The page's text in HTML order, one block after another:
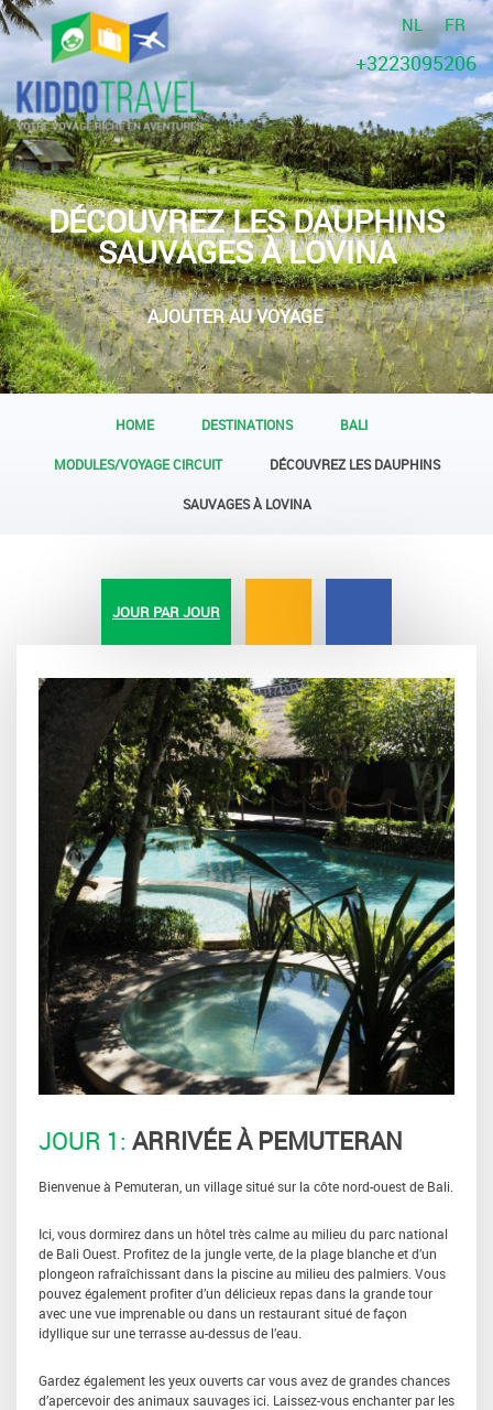
NL FR
+3223095206
DÉCOUVREZ LES DAUPHINS
SAUVAGES À LOVINA
AJOUTER AU VOYAGE
HOME DESTINATIONS BALI
MODULES/VOYAGE CIRCUIT DÉCOUVREZ LES DAUPHINS
SAUVAGES À LOVINA
JOUR PAR JOUR
JOUR 1: ARRIVÉE À PEMUTERAN
Bienvenue à Pemuteran, un village situé sur la côte nord-ouest de Bali.
Ici, vous dormirez dans un hôtel très calme au milieu du parc national
de Bali Ouest. Profitez de la jungle verte, de la plage blanche et d’un
plongeon rafraîchissant dans la piscine au milieu des palmiers. Vous
pouvez également profiter d’un délicieux repas dans la grande tour
avec une vue imprenable ou dans un restaurant situé de façon
idyllique sur une terrasse au-dessus de l’eau.
Gardez également les yeux ouverts car vous avez de grandes chances
d’apercevoir des animaux sauvages ici. Laissez-vous enchanter par les